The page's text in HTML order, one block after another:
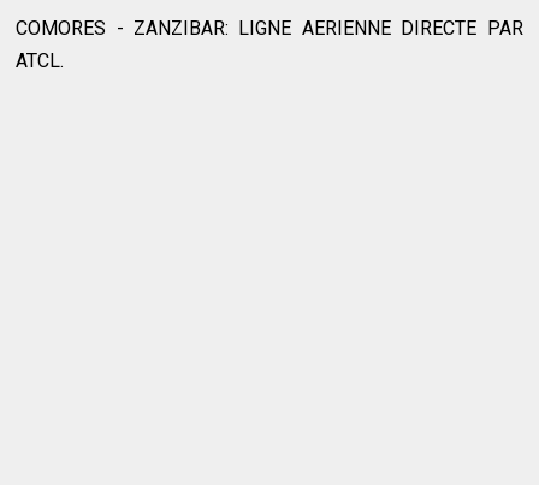
COMORES - ZANZIBAR: LIGNE AERIENNE DIRECTE PAR
ATCL.